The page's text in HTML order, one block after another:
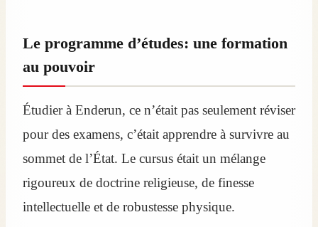
Le programme d’études: une formation
au pouvoir
Étudier à Enderun, ce n’était pas seulement réviser
pour des examens, c’était apprendre à survivre au
sommet de l’État. Le cursus était un mélange
rigoureux de doctrine religieuse, de finesse
intellectuelle et de robustesse physique.